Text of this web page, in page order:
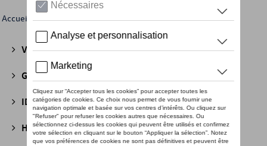
Accueil >Pour vous >Montres > Enfants
Volkswagen Collection(30)
GTI Collection
ID Collection(22)
Héritage Collection(13)